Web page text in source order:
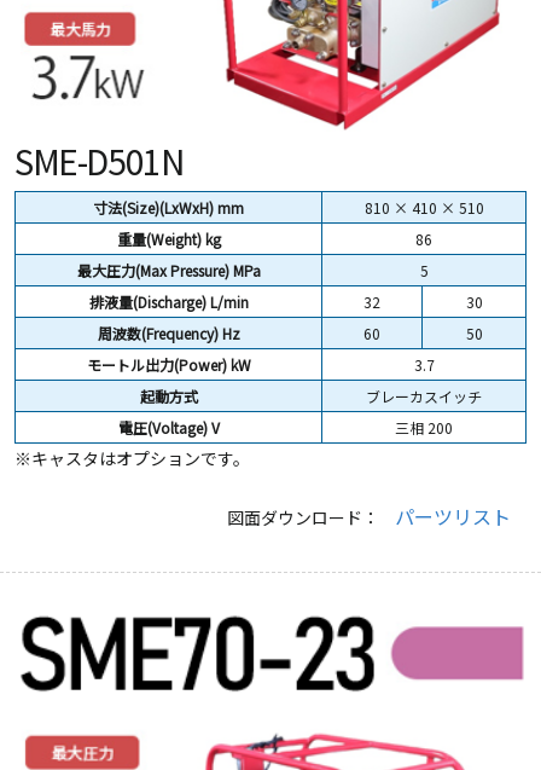
SME-D501N
寸法(Size)(LxWxH) mm
810 × 410 × 510
重量(Weight)kg
86
最大圧力(Max Pressure) MPa
5
排液量(Discharge) L/min
32
30
周波数(Frequency) Hz
60
50
モートル出力(Power) kW
3.7
起動方式
ブレーカスイッチ
電圧(Voltage) V
三相 200
※キャスタはオプションです。
図面ダウンロード： パーツリスト